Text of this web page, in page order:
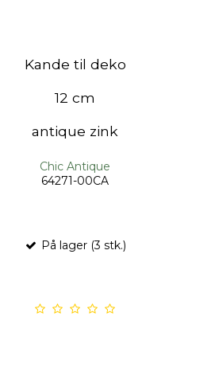
Kande til deko
12 cm
antique zink
Chic Antique
64271-00CA
På lager (3 stk.)